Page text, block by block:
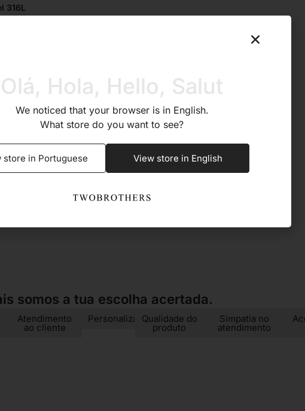
316L
Sim
somos a tua escolha acertada.
Atendimento
ao cliente
PersonalizaçãoQualidade do
produto
Simpatia no
atendimento
Olá, Hola, Hello, Salut
We noticed that your browser is in English.
What store do you want to see?
store in Portuguese View store in English